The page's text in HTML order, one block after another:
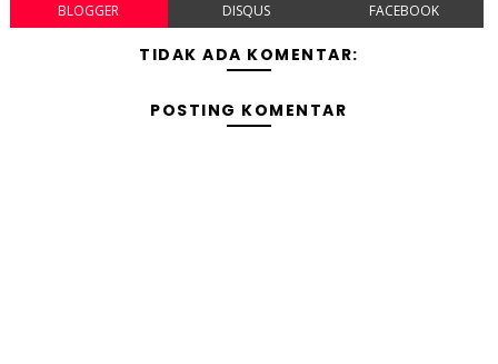
BLOGGER DISQUS FACEBOOK
TIDAK ADA KOMENTAR:
POSTING KOMENTAR